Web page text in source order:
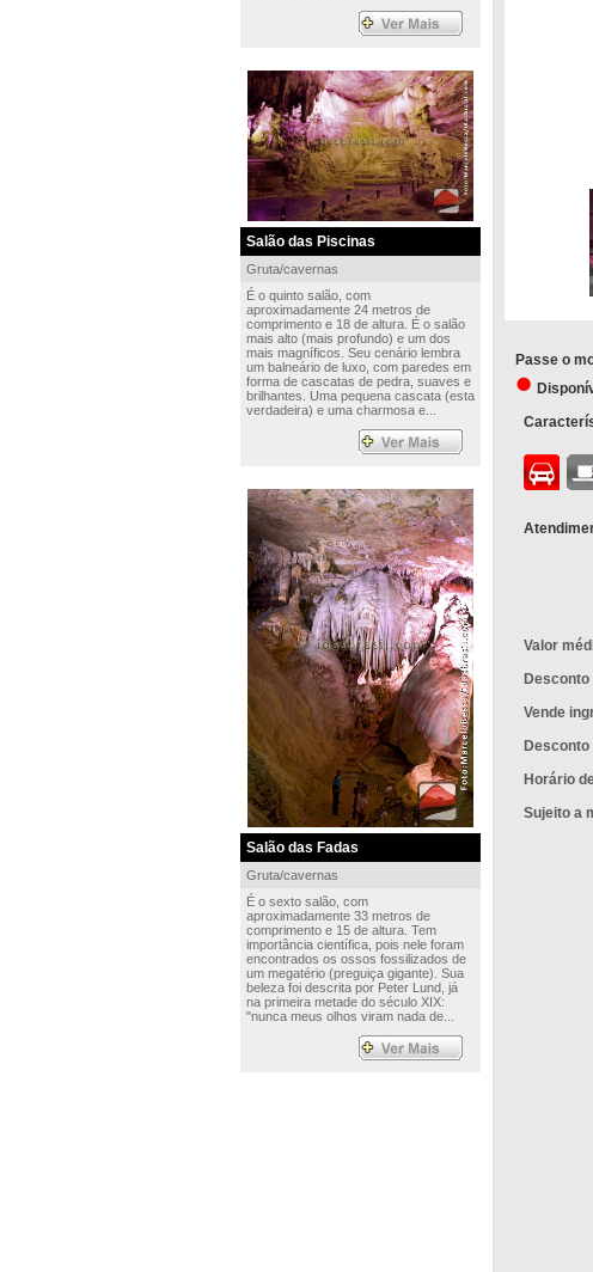
Salão das Piscinas
Gruta/cavernas
É o quinto salão, com
aproximadamente 24 metros de
comprimento e 18 de altura. É o salão
mais alto (mais profundo) e um dos
mais magníficos. Seu cenário lembra
um balneário de luxo, com paredes em
forma de cascatas de pedra, suaves e
brilhantes. Uma pequena cascata (esta
verdadeira) e uma charmosa e...
Salão das Fadas
Gruta/cavernas
É o sexto salão, com
aproximadamente 33 metros de
comprimento e 15 de altura. Tem
importância científica, pois nele foram
encontrados os ossos fossilizados de
um megatério (preguiça gigante). Sua
beleza foi descrita por Peter Lund, já
na primeira metade do século XIX:
"nunca meus olhos viram nada de...
Passe o
Valor
Vende
Horário
Sujeito a